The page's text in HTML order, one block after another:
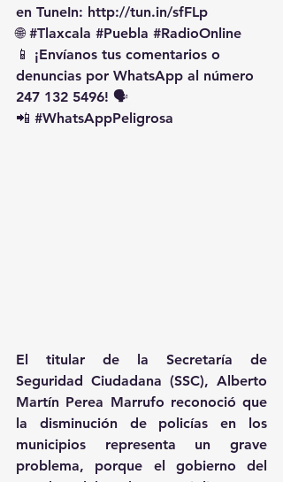
en TuneIn: http://tun.in/sfFLp
🌐 #Tlaxcala #Puebla #RadioOnline
📱 ¡Envíanos tus comentarios o
denuncias por WhatsApp al número
247 132 5496! 🗣️
📲 #WhatsAppPeligrosa
El titular de la Secretaría de
Seguridad Ciudadana (SSC), Alberto
Martín Perea Marrufo reconoció que
la disminución de policías en los
municipios representa un grave
problema, porque el gobierno del